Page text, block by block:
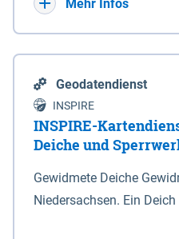
Mehr Infos
Geodatendienst
INSPIRE
INSPIRE-
Deiche und
Gewidmete Deiche
Niedersachsen. Ein